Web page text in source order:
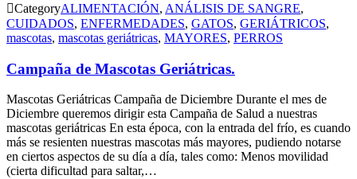
CategoryALIMENTACIÓN, ANÁLISIS DE SANGRE,
CUIDADOS, ENFERMEDADES, GATOS, GERIÁTRICOS,
mascotas, mascotas geriátricas, MAYORES, PERROS
Campaña de Mascotas Geriátricas.
Mascotas Geriátricas Campaña de Diciembre Durante el mes de
Diciembre queremos dirigir esta Campaña de Salud a nuestras
mascotas geriátricas En esta época, con la entrada del frío, es cuando
más se resienten nuestras mascotas más mayores, pudiendo notarse
en ciertos aspectos de su día a día, tales como: Menos movilidad
(cierta dificultad para saltar,…